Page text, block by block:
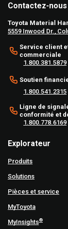
Contactez-nous
Toyota Material
5559 Inwood Dr.,
Service client
commerciale
1.800.381.5879
Soutien
1.800.541.2315
Ligne de
conformité et
1.800.778.6169
Explorateur
Produits
Solutions
Pièces et service
MyToyota
MyInsights®